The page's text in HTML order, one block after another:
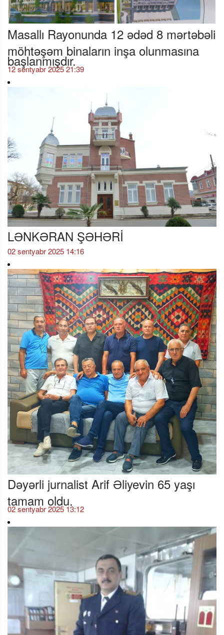
Masallı Rayonunda 12 ədəd 8 mərtəbəli
möhtəşəm binaların inşa olunmasına
başlanmışdır.
12 sentyabr 2025 21:39
LƏNKƏRAN ŞƏHƏRİ
02 sentyabr 2025 14:16
Dəyərli jurnalist Arif Əliyevin 65 yaşı
tamam oldu.
02 sentyabr 2025 13:12